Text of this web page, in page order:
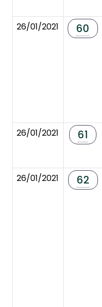
26/01/2021
60
26/01/2021
61
26/01/2021
62